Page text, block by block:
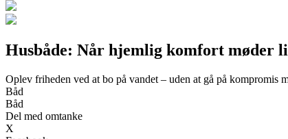
Husbåde: Når hjemlig komfort møder
Oplev friheden ved at bo på vandet – uden at gå på kompromis
Båd
Båd
Del med omtanke
X